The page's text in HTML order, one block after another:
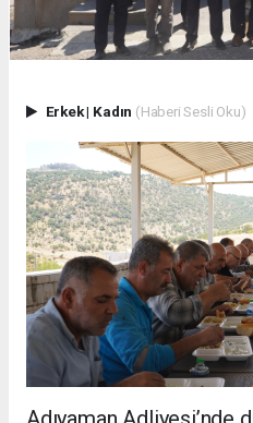
Erkek| Kadın (Haberi Sesli Oku)